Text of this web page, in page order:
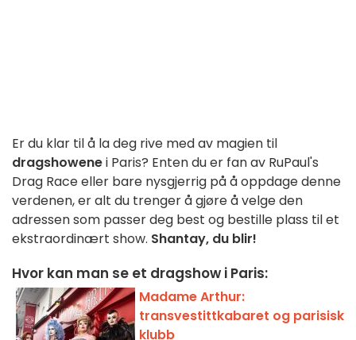
Er du klar til å la deg rive med av magien til
dragshowenei Paris? Enten du er fan av RuPaul's
Drag Race eller bare nysgjerrig på å oppdage denne
verdenen, er alt du trenger å gjøre å velge den
adressen som passer deg best og bestille plass til et
ekstraordinært show. Shantay, du blir!
Hvor kan man se et dragshow i Paris:
Madame Arthur:
transvestittkabaret og parisisk
klubb